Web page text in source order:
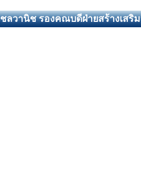
ลวานิช รองคณบดีฝ่ายสร้างเส